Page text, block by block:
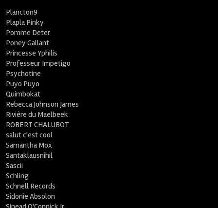
Plancton9
Plapla Pinky
Pomme Deter
Poney Gallant
Princesse Yphilis
Professeur Impetigo
Psychotine
Puyo Puyo
Quimbokat
Rebecca Johnson James
Rivière du Maelbeek
ROBERT CHALUBOT
salut c'est cool
Samantha Mox
Santaklausnihil
Sascii
Schling
Schnell Records
Sidonie Absolon